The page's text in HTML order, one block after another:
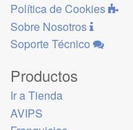
Política de Cookies
Sobre Nosotros
Soporte Técnico
Productos
Ir a Tienda
AVIPS